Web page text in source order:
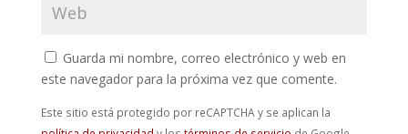
Guarda mi nombre, correo electrónico y web en
este navegador para la próxima vez que comente.
Este sitio está protegido por reCAPTCHA y se aplican la